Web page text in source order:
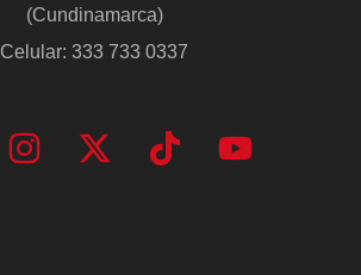
(Cundinamarca)
Celular: 333 733 0337